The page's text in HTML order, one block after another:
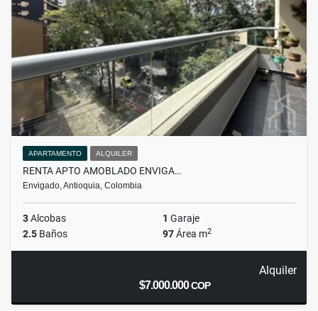
APARTAMENTO ALQUILER
RENTA APTO AMOBLADO ENVIGA…
Envigado, Antioquia, Colombia
3Alcobas 1 Garaje
2.5 Baños 97Área m2
Alquiler
$7.000.000COP